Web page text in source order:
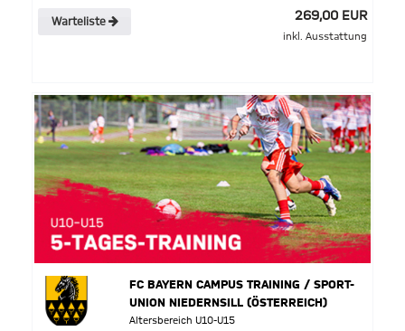
Warteliste 269,00 EUR
inkl. Ausstattung
FC BAYERN CAMPUS TRAINING / SPORT-
UNION NIEDERNSILL (ÖSTERREICH)
Altersbereich U10-U15